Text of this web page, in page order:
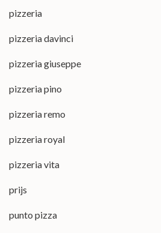
pizzeria
pizzeria davinci
pizzeria giuseppe
pizzeria pino
pizzeria remo
pizzeria royal
pizzeria vita
prijs
punto pizza